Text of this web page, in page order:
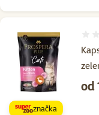
od
značka